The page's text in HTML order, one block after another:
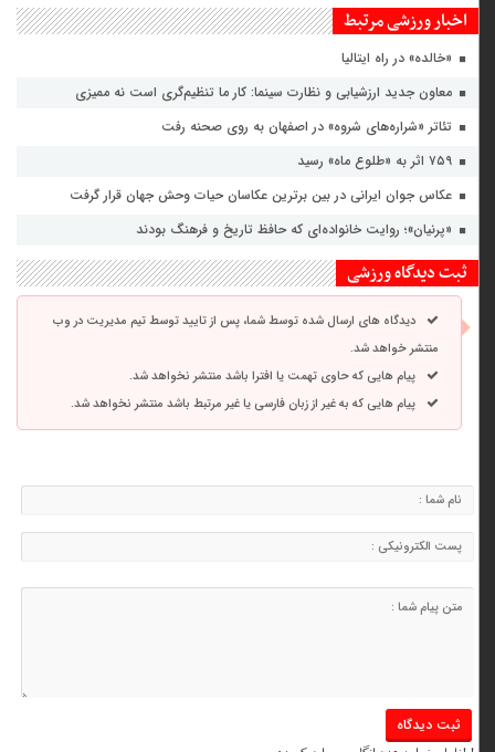
اخبار ورزشی مرتبط
«خالده» در راه ایتالیا
معاون جدید ارزشیابی و نظارت سینما: کار ما تنظیم‌گری است نه ممیزی
تئاتر «شراره‌های شروه» در اصفهان به روی صحنه رفت
عکاس جوان ایرانی در بین برترین عکاسان حیات وحش جهان قرار گرفت
«پرنیان»؛ روایت خانواده‌ای که حافظ تاریخ و فرهنگ بودند
ثبت دیدگاه ورزشی
دیدگاه های ارسال شده توسط شما، پس از تایید توسط تیم مدیریت در وب
منتشر خواهد شد.
پیام هایی که حاوی تهمت یا افترا باشد منتشر نخواهد شد.
پیام هایی که به غیر از زبان فارسی یا غیر مرتبط باشد منتشر نخواهد شد.